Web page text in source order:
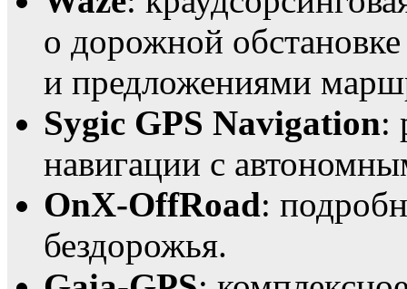
о дорожной
и предложениями
Sygic GPS Navigation:
навигации с
OnX-OffRoad:
бездорожья.